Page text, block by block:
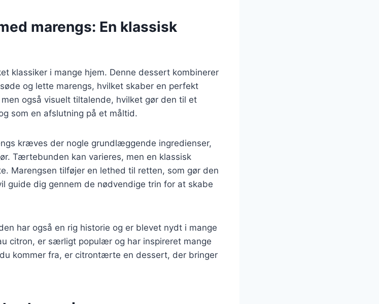
marengs: En klassisk
klassiker i mange hjem. Denne dessert kombinerer
og lette marengs, hvilket skaber en perfekt
også visuelt tiltalende, hvilket gør den til et
som en afslutning på et måltid.
kræves der nogle grundlæggende ingredienser,
Tærtebunden kan varieres, men en klassisk
Marengsen tilføjer en lethed til retten, som gør den
guide dig gennem de nødvendige trin for at skabe
har også en rig historie og er blevet nydt i mange
citron, er særligt populær og har inspireret mange
kommer fra, er citrontærte en dessert, der bringer